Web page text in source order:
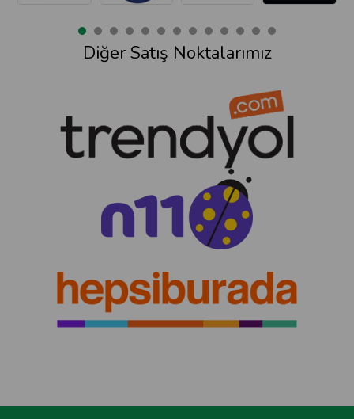
Diğer Satış Noktalarımız